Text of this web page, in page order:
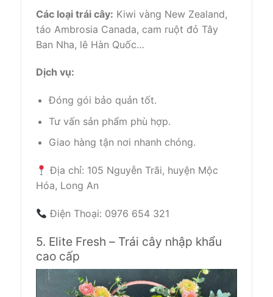
Các loại trái cây: Kiwi vàng New Zealand,
táo Ambrosia Canada, cam ruột đỏ Tây
Ban Nha, lê Hàn Quốc…
Dịch vụ:
Đóng gói bảo quản tốt.
Tư vấn sản phẩm phù hợp.
Giao hàng tận nơi nhanh chóng.
Địa chỉ: 105 Nguyễn Trãi, huyện Mộc
Hóa, Long An
Điện Thoại: 0976 654 321
5. Elite Fresh – Trái cây nhập khẩu
cao cấp